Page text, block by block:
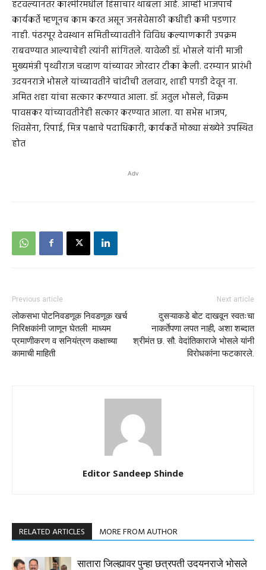
हटवल्यानंतर काश्मीरमधील हिंसाचार थांबला आहे. आम्ही भाजपाचे
कार्यकर्ते म्हणूनच काम करत असून जनसेवेसाठी कधीही कमी पडणार
नाही. पंढरपूर देवस्थान समितीच्यावतीने विविध कल्याणकारी उपक्रम
राबवण्यात आल्याचेही त्यांनी सांगितले. यावेळी डॉ. भोसले यांनी माजी
मुख्यमंत्री पृथ्वीराज चव्हाण यांच्यावर जोरदार टीका केली. दरम्यान प्रारंभी
उदयनराजे भोसले यांच्यावतीने चांदीची तलवार, शाही पगडी देवून ना.
अमित शहा यांचा सत्कार करण्यात आला. डॉ. अतुल भोसले, विक्रम
पावसकर यांच्यावतीनेही सत्कार करण्यात आला. या सभेस भाजप,
शिवसेना, रिपाई, मित्र पक्षाचे पदाधिकारी, कार्यकर्ते मोठ्या संख्येने उपस्थित
होत
Adv
Previous article
लोकसभा पोटनिवडणूक निवडणूक खर्च
निरिक्षकांनी जाणून घेतली माध्यम
प्रमाणीकरण व सनियंत्रण कक्षाच्या
कामाची माहिती
Next article
दुसऱ्याकडे बोट दाखवून स्वतःचा
नाकर्तेपणा लपत नाही, अशा शब्दात
श्रीमंत छ. सौ. वेदांतिकाराजे भोसले यांनी
विरोधकांना फटकारले.
Editor Sandeep Shinde
RELATED ARTICLES MORE FROM AUTHOR
सातारा जिल्ह्यावर पुन्हा छत्रपती उदयनराजे भोसले